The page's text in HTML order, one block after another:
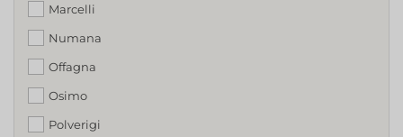
Marcelli
Numana
Offagna
Osimo
Polverigi